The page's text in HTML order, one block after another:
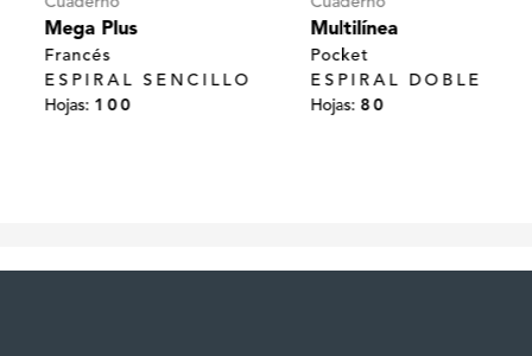
Mega Plus
Francés
ESPIRAL SENCILLO
Hojas:100
Multilínea
Pocket
ESPIRAL DOBLE
Hojas:80